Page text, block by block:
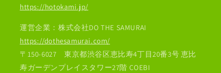
https://hotokami.jp/
運営企業：株式会社DO THE SAMURAI
https://dothesamurai.com/
〒150-6027 東京都渋谷区恵比寿4丁目20番3号 恵比
寿ガーデンプレイスタワー27階 COEBI